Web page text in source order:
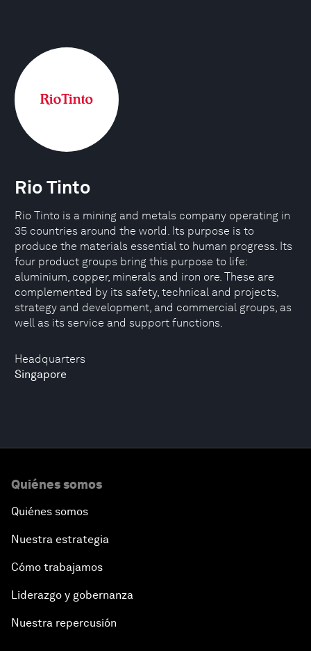
Headquarters
Singapore
Rio Tinto
Rio Tinto is a mining and metals company operating in
35 countries around the world. Its purpose is to
produce the materials essential to human progress. Its
four product groups bring this purpose to life:
aluminium, copper, minerals and iron ore. These are
complemented by its safety, technical and projects,
strategy and development, and commercial groups, as
well as its service and support functions.
Quiénes somos
Quiénes somos
Nuestra estrategia
Cómo trabajamos
Liderazgo y gobernanza
Nuestra repercusión